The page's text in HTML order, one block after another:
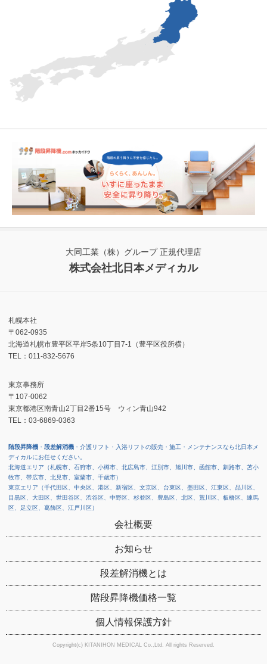
大同工業（株）グループ 正規代理店
株式会社北日本メディカル
札幌本社
〒062-0935
北海道札幌市豊平区平岸5条10丁目7-1（豊平区役所横）
TEL：011-832-5676
東京事務所
〒107-0062
東京都港区南青山2丁目2番15号 ウィン青山942
TEL：03-6869-0363
階段昇降機 ・ 段差解消機 ・介護リフト・入浴リフトの販売・施工・メンテナンスなら北日本メ
ディカルにお任せください。
北海道エリア（札幌市、石狩市、小樽市、北広島市、江別市、旭川市、函館市、釧路市、苫小
牧市、帯広市、北見市、室蘭市、千歳市）
東京エリア（千代田区、中央区、港区、新宿区、文京区、台東区、墨田区、江東区、品川区、
目黒区、大田区、世田谷区、渋谷区、中野区、杉並区、豊島区、北区、荒川区、板橋区、練馬
区、足立区、葛飾区、江戸川区）
会社概要
お知らせ
段差解消機とは
階段昇降機価格一覧
個人情報保護方針
Copyright(c) KITANIHON MEDICAL Co.,Ltd. All rights Reserved.